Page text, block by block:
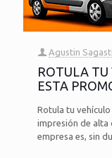
Agustin Sagasti
ROTULA TU
ESTA
Rotula tu
impresión de alta
empresa es, sin